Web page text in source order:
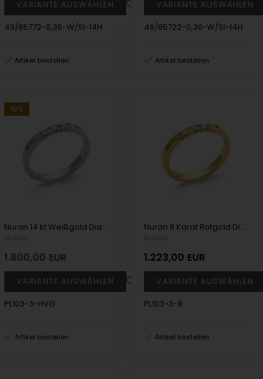
49/85772-0,36-W/SI-14H
Artikel bestellen
49/85722-0,36-W/SI-14H
Artikel bestellen
19%
Nuran 14 kt Weißgold Diamant Allianz Ring, aus Nuran Classic Serie mit 3 Stück 0,07 kt Diamanten Wesselton / SI
1.800,00 EUR
PL103-3-HVG
Artikel bestellen
Nuran 8 Karat Rotgold Diamant Allianz Ring, aus Nuran Classic Serie mit 3 Stück 0,07 Karat Diamanten Wesselton / SI
1.223,00 EUR
PL103-3-8
Artikel bestellen